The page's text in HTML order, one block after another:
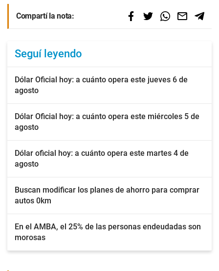
Compartí la nota:
Seguí leyendo
Dólar Oficial hoy: a cuánto opera este jueves 6 de
agosto
Dólar Oficial hoy: a cuánto opera este miércoles 5 de
agosto
Dólar oficial hoy: a cuánto opera este martes 4 de
agosto
Buscan modificar los planes de ahorro para comprar
autos 0km
En el AMBA, el 25% de las personas endeudadas son
morosas